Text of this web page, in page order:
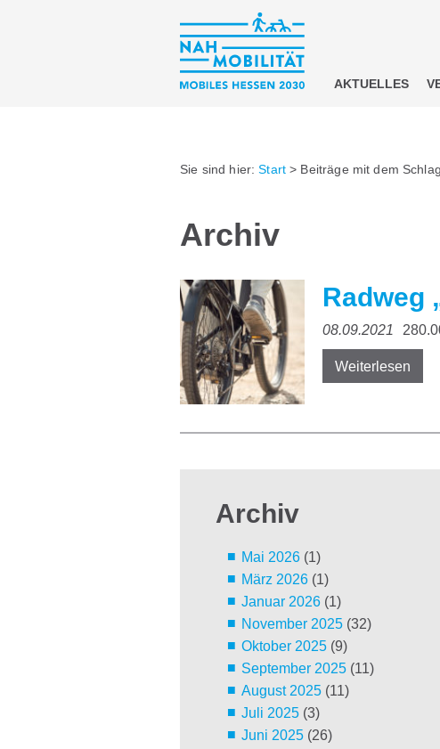
AKTUELLES
Sie sind hier:Start > Beiträge mit dem
Archiv
Radweg
08.09.2021
Weiterlesen
Archiv
Mai 2026(1)
März 2026(1)
Januar 2026(1)
November 2025(32)
Oktober 2025(9)
September 2025(11)
August 2025(11)
Juli 2025(3)
Juni 2025(26)